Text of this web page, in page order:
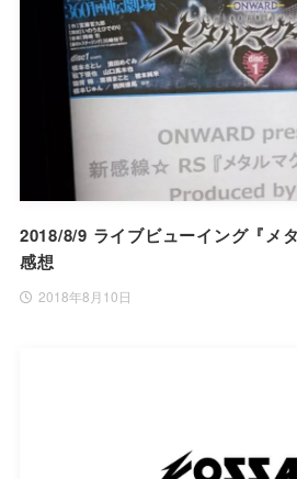
2018/8/9 ライブビューイング『メ
感想
2018年8月10日